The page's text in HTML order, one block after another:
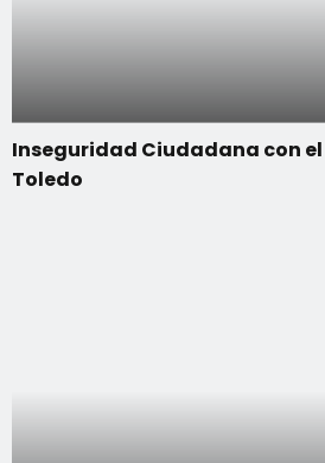
Inseguridad Ciudadana con
Toledo